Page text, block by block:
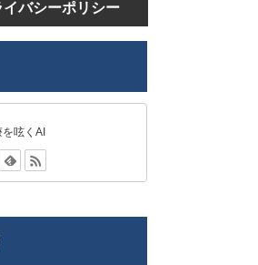
イバシーポリシー
呟くAI